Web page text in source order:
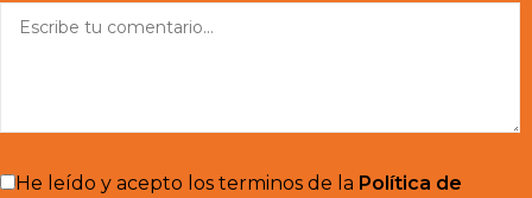
He leído y acepto los terminos de la Política de